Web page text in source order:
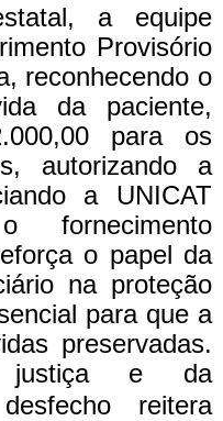
a equipe
Provisório
reconhecendo o
da paciente,
para os
autorizando a
a UNICAT
fornecimento
o papel da
na proteção
para que a
preservadas.
justiça e da
reitera